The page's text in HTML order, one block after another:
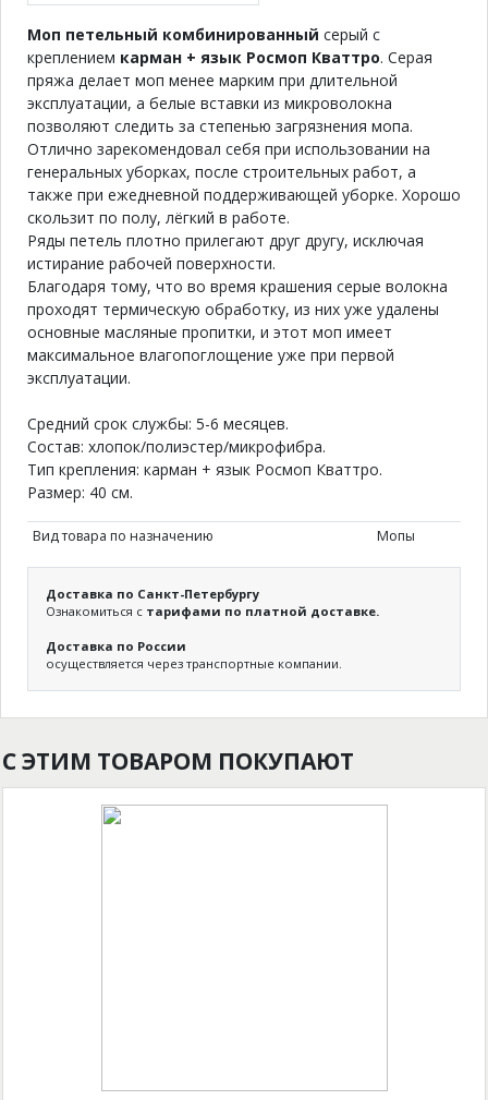
Моп петельный комбинированный серый с
креплением карман + язык Росмоп Кваттро. Cерая
пряжа делает моп менее марким при длительной
эксплуатации, а белые вставки из микроволокна
позволяют следить за степенью загрязнения мопа.
Отлично зарекомендовал себя при использовании на
генеральных уборках, после строительных работ, а
также при ежедневной поддерживающей уборке. Хорошо
скользит по полу, лёгкий в работе.
Ряды петель плотно прилегают друг другу, исключая
истирание рабочей поверхности.
Благодаря тому, что во время крашения серые волокна
проходят термическую обработку, из них уже удалены
основные масляные пропитки, и этот моп имеет
максимальное влагопоглощение уже при первой
эксплуатации.
Средний срок службы: 5-6 месяцев.
Состав: хлопок/полиэстер/микрофибра.
Тип крепления: карман + язык Росмоп Кваттро.
Размер: 40 см.
Вид товара по назначению Мопы
Доставка по Санкт-Петербургу
Ознакомиться с тарифами по платной доставке.
Доставка по России
осуществляется через транспортные компании.
С ЭТИМ ТОВАРОМ ПОКУПАЮТ